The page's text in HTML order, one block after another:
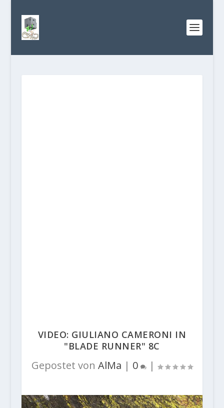
VIDEO: GIULIANO CAMERONI IN
"BLADE RUNNER" 8C
Gepostet von AlMa | 0 |